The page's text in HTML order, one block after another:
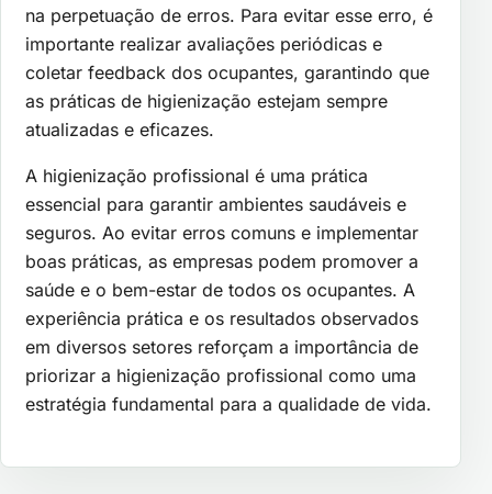
na perpetuação de erros. Para evitar esse erro, é
importante realizar avaliações periódicas e
coletar feedback dos ocupantes, garantindo que
as práticas de higienização estejam sempre
atualizadas e eficazes.
A higienização profissional é uma prática
essencial para garantir ambientes saudáveis e
seguros. Ao evitar erros comuns e implementar
boas práticas, as empresas podem promover a
saúde e o bem-estar de todos os ocupantes. A
experiência prática e os resultados observados
em diversos setores reforçam a importância de
priorizar a higienização profissional como uma
estratégia fundamental para a qualidade de vida.